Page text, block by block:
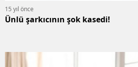
15 yıl önce
Ünlü şarkıcının şok kasedi!